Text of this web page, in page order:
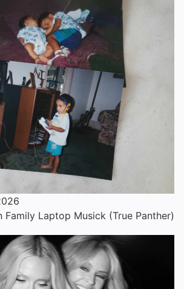
Family Laptop Musick (True Panther)